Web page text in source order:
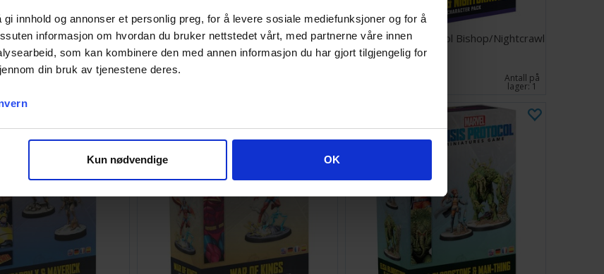
innhold og annonser et personlig preg, for å levere sosiale mediefunksjoner og for å
informasjon om hvordan du bruker nettstedet vårt, med partnerne våre innen
som kan kombinere den med annen informasjon du har gjort tilgjengelig for
din bruk av tjenestene deres.
Kun nødvendige OK
Colossus/Magik
Ventes inn
Marvel Crisis Protocol Shrine En Sabah Marvel Crisis Protocol Bishop/Nightcrawl
Antall på
lager:1